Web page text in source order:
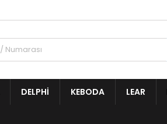
DELPHI KEBODA LEAR